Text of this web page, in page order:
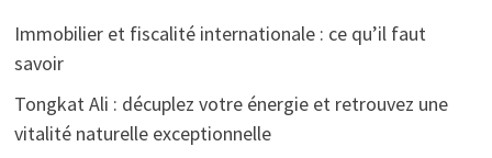
Immobilier et fiscalité internationale : ce qu’il faut
savoir
Tongkat Ali : décuplez votre énergie et retrouvez une
vitalité naturelle exceptionnelle